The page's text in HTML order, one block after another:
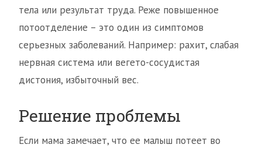
тела или результат труда. Реже повышенное
потоотделение – это один из симптомов
серьезных заболеваний. Например: рахит, слабая
нервная система или вегето-сосудистая
дистония, избыточный вес.
Решение проблемы
Если мама замечает, что ее малыш потеет во